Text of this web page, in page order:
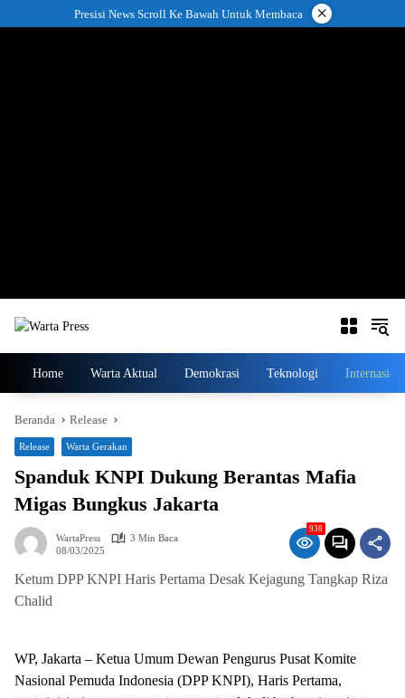
ke
Presisi News Scroll Ke Bawah Untuk Membaca ×
Home Warta Aktual Demokrasi Teknologi
Beranda Release
Release Warta Gerakan
Spanduk KNPI Dukung Berantas Mafia
Migas Bungkus Jakarta
WartaPress
3 Min Baca
08/03/2025
938
Ketum DPP KNPI Haris Pertama Desak Kejagung Tangkap Riza
Chalid
WP, Jakarta – Ketua Umum Dewan Pengurus Pusat Komite
Nasional Pemuda Indonesia (DPP KNPI), Haris Pertama,